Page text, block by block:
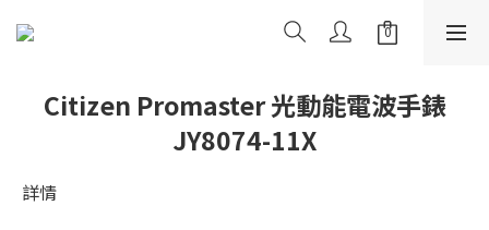
Citizen Promaster 光動能電波手錶
JY8074-11X
詳情